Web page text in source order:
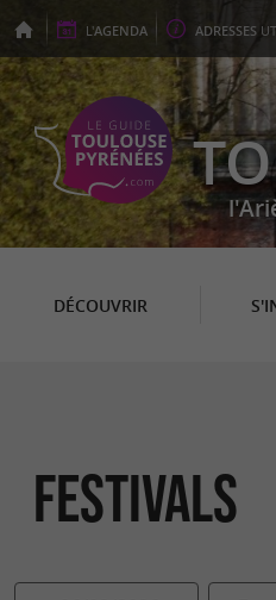
L'AGENDA ADRESSES
DÉCOUVRIR
Festivals